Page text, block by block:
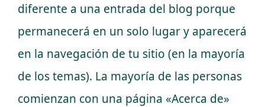
diferente a una entrada del blog porque
permanecerá en un solo lugar y aparecerá
en la navegación de tu sitio (en la mayoría
de los temas). La mayoría de las personas
comienzan con una página «Acerca de»